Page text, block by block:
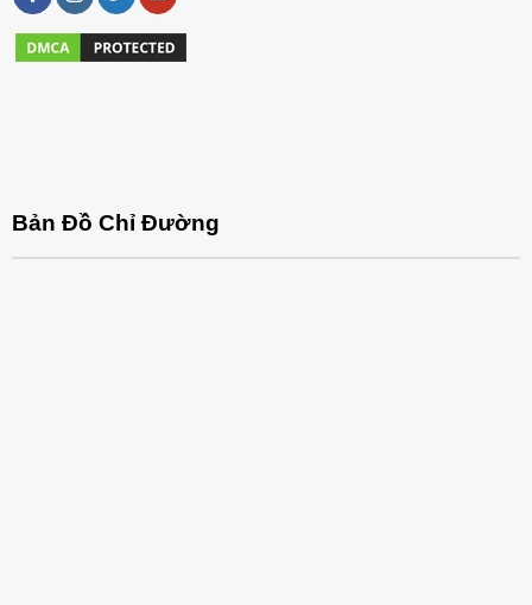
Bản Đồ Chỉ Đường